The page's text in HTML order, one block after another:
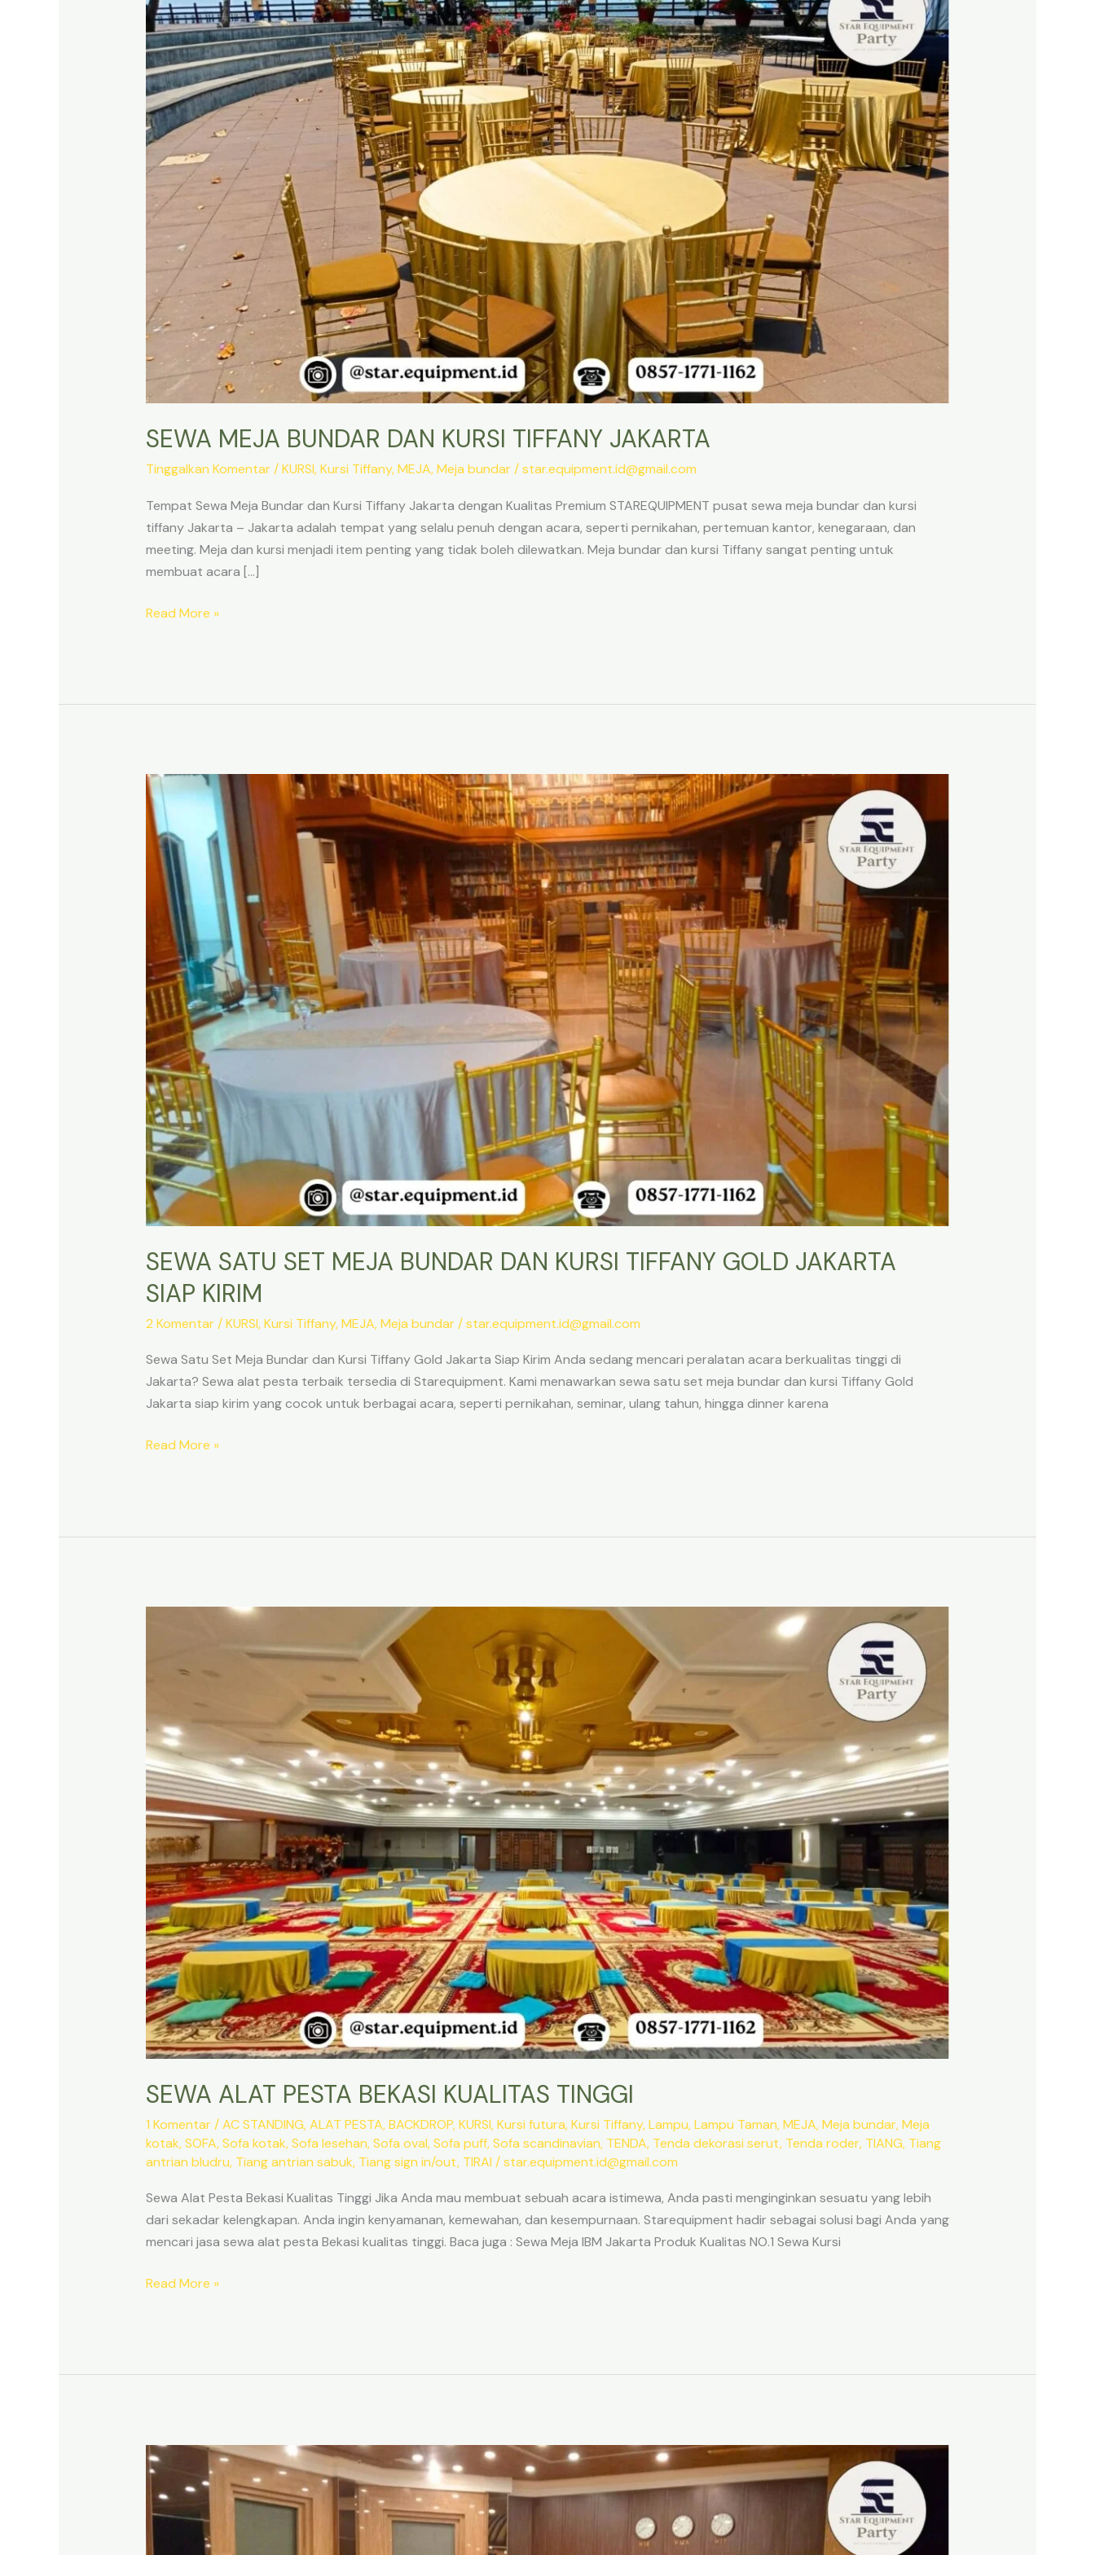
SEWA MEJA BUNDAR DAN KURSI TIFFANY JAKARTA
Tinggalkan Komentar /KURSI,Kursi Tiffany,MEJA,Meja bundar/star.equipment.id@gmail.com
Tempat Sewa Meja Bundar dan Kursi Tiffany Jakarta dengan Kualitas Premium STAREQUIPMENT pusat sewa meja bundar dan kursi
tiffany Jakarta – Jakarta adalah tempat yang selalu penuh dengan acara, seperti pernikahan, pertemuan kantor, kenegaraan, dan
meeting. Meja dan kursi menjadi item penting yang tidak boleh dilewatkan. Meja bundar dan kursi Tiffany sangat penting untuk
membuat acara […]
SEWA
KURSI
Read More »
SEWA SATU SET MEJA BUNDAR DAN KURSI TIFFANY GOLD JAKARTA
SIAP KIRIM
2 Komentar /KURSI,Kursi Tiffany,MEJA,Meja bundar/star.equipment.id@gmail.com
Sewa Satu Set Meja Bundar dan Kursi Tiffany Gold Jakarta Siap Kirim Anda sedang mencari peralatan acara berkualitas tinggi di
Jakarta? Sewa alat pesta terbaik tersedia di Starequipment. Kami menawarkan sewa satu set meja bundar dan kursi Tiffany Gold
Jakarta siap kirim yang cocok untuk berbagai acara, seperti pernikahan, seminar, ulang tahun, hingga dinner karena
SEWA
BUNDAR
Read More »
SEWA ALAT PESTA BEKASI KUALITAS TINGGI
1 Komentar /AC STANDING,ALAT PESTA,BACKDROP,KURSI,Kursi futura,Kursi Tiffany,Lampu,Lampu Taman,MEJA,Meja bundar,Meja
kotak,SOFA,Sofa kotak,Sofa lesehan,Sofa oval,Sofa puff,Sofa scandinavian, TENDA, Tenda dekorasi serut, Tenda roder, TIANG, Tiang
antrian bludru, Tiang antrian sabuk, Tiang sign in/out, TIRAI /star.equipment.id@gmail.com
Sewa Alat Pesta Bekasi Kualitas Tinggi Jika Anda mau membuat sebuah acara istimewa, Anda pasti menginginkan sesuatu yang lebih
dari sekadar kelengkapan. Anda ingin kenyamanan, kemewahan, dan kesempurnaan. Starequipment hadir sebagai solusi bagi Anda yang
mencari jasa sewa alat pesta Bekasi kualitas tinggi. Baca juga : Sewa Meja IBM Jakarta Produk Kualitas NO.1 Sewa Kursi
SEWA
KUALITAS
Read More »